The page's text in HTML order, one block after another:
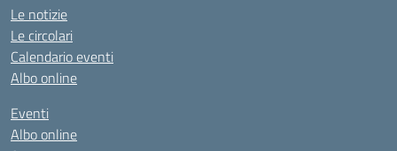
Le notizie
Le circolari
Calendario eventi
Albo online
Eventi
Albo online